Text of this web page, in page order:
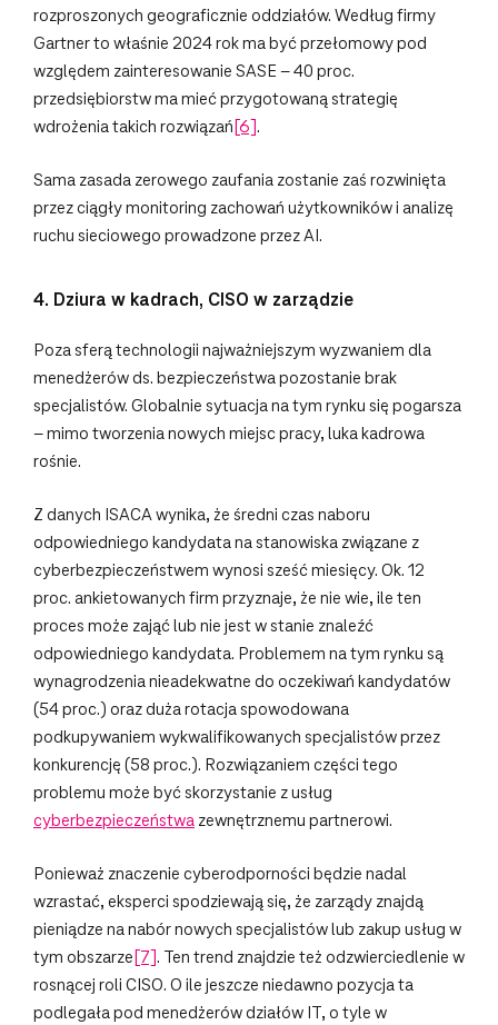
rozproszonych geograficznie oddziałów. Według firmy
Gartner to właśnie 2024 rok ma być przełomowy pod
względem zainteresowanie SASE – 40 proc.
przedsiębiorstw ma mieć przygotowaną strategię
wdrożenia takich rozwiązań [6] .
Sama zasada zerowego zaufania zostanie zaś rozwinięta
przez ciągły monitoring zachowań użytkowników i analizę
ruchu sieciowego prowadzone przez AI.
4. Dziura w kadrach, CISO w zarządzie
Poza sferą technologii najważniejszym wyzwaniem dla
menedżerów ds. bezpieczeństwa pozostanie brak
specjalistów. Globalnie sytuacja na tym rynku się pogarsza
– mimo tworzenia nowych miejsc pracy, luka kadrowa
rośnie.
Z danych ISACA wynika, że średni czas naboru
odpowiedniego kandydata na stanowiska związane z
cyberbezpieczeństwem wynosi sześć miesięcy. Ok. 12
proc. ankietowanych firm przyznaje, że nie wie, ile ten
proces może zająć lub nie jest w stanie znaleźć
odpowiedniego kandydata. Problemem na tym rynku są
wynagrodzenia nieadekwatne do oczekiwań kandydatów
(54 proc.) oraz duża rotacja spowodowana
podkupywaniem wykwalifikowanych specjalistów przez
konkurencję (58 proc.). Rozwiązaniem części tego
problemu może być skorzystanie z usług
cyberbezpieczeństwa zewnętrznemu partnerowi.
Ponieważ znaczenie cyberodporności będzie nadal
wzrastać, eksperci spodziewają się, że zarządy znajdą
pieniądze na nabór nowych specjalistów lub zakup usług w
tym obszarze [7] . Ten trend znajdzie też odzwierciedlenie w
rosnącej roli CISO. O ile jeszcze niedawno pozycja ta
podlegała pod menedżerów działów IT, o tyle w